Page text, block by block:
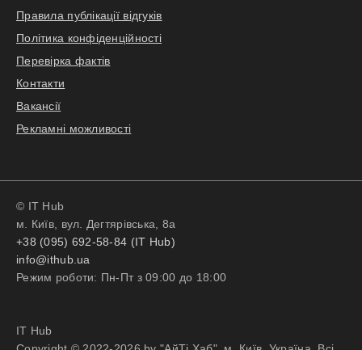
Правила публікації відгуків
Політика конфіденційності
Перевірка фактів
Контакти
Вакансії
Рекламні можливості
© IT Hub
м. Київ, вул. Дегтярівська, 8а
+38 (095) 692-58-84 (IT Hub)
info@ithub.ua
Режим роботи: Пн-Пт з 09:00 до 18:00
IT Hub